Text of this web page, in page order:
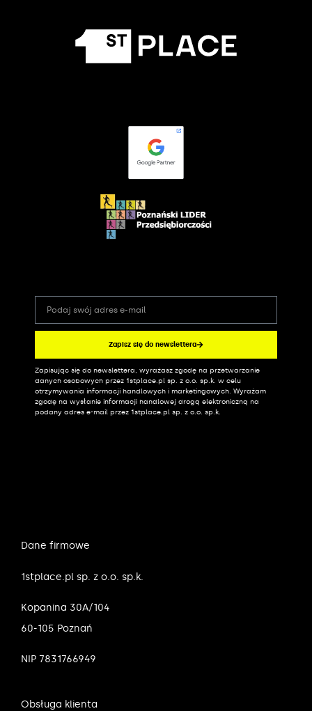
Zapisz się do newslettera
Alternative:
Zapisując się do newslettera, wyrażasz zgodę na przetwarzanie
danych osobowych przez 1stplace.pl sp. z o.o. sp.k. w celu
otrzymywania informacji handlowych i marketingowych. Wyrażam
zgodę na wysłanie informacji handlowej drogą elektroniczną na
podany adres e-mail przez 1stplace.pl sp. z o.o. sp.k.
Dane firmowe
1stplace.pl sp. z o.o. sp.k.
Kopanina 30A/104
60-105 Poznań
NIP 7831766949
Obsługa klienta